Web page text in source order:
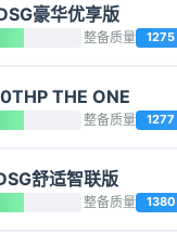
豪华优享版
整备质量 1275
THE ONE
整备质量 1277
舒适智联版
整备质量 1380